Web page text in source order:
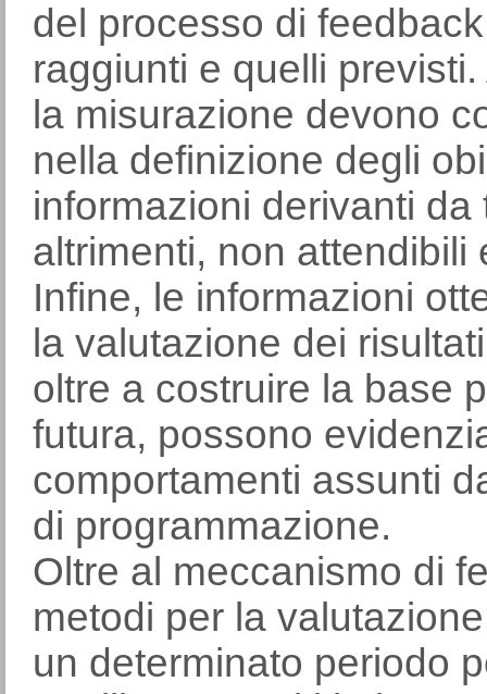
del processo di
raggiunti e quelli
la misurazione devono
nella definizione degli
informazioni derivanti
altrimenti, non attendibili
Infine, le informazioni
la valutazione dei
oltre a costruire la base
futura, possono
comportamenti assunti
di programmazione.
Oltre al meccanismo di
metodi per la
un determinato periodo